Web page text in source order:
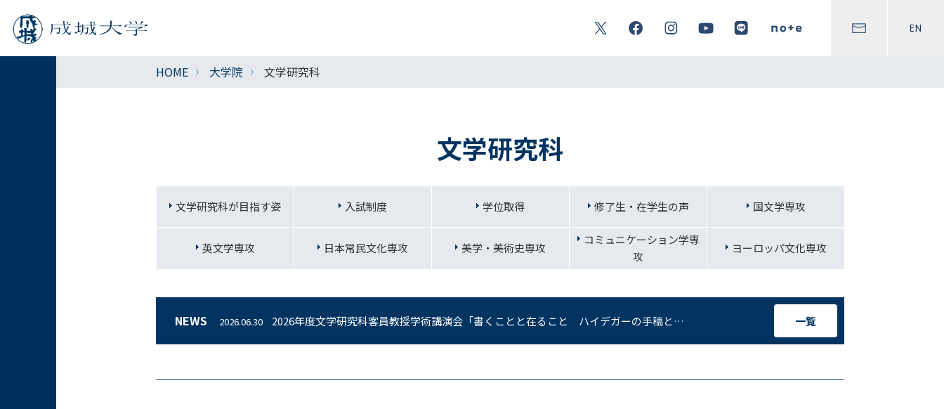
EN
HOME 大学院 文学研究科
文学研究科
文学研究科が目指す姿 入試制度 学位取得 修了生・在学生の声 国文学専攻
英文学専攻 日本常民文化専攻 美学・美術史専攻
コミュニケーション学専
攻
ヨーロッパ文化専攻
NEWS
2026.04.16 【開催報告】2025年度文学研究科客員教授 学術講演会 「女が<書く>のではなく…
2026.06.30 2026年度文学研究科客員教授学術講演会「書くことと在ること ハイデガーの手稿と…
2026.07.21 川上宏奨学金の給付式が行われました…
一覧